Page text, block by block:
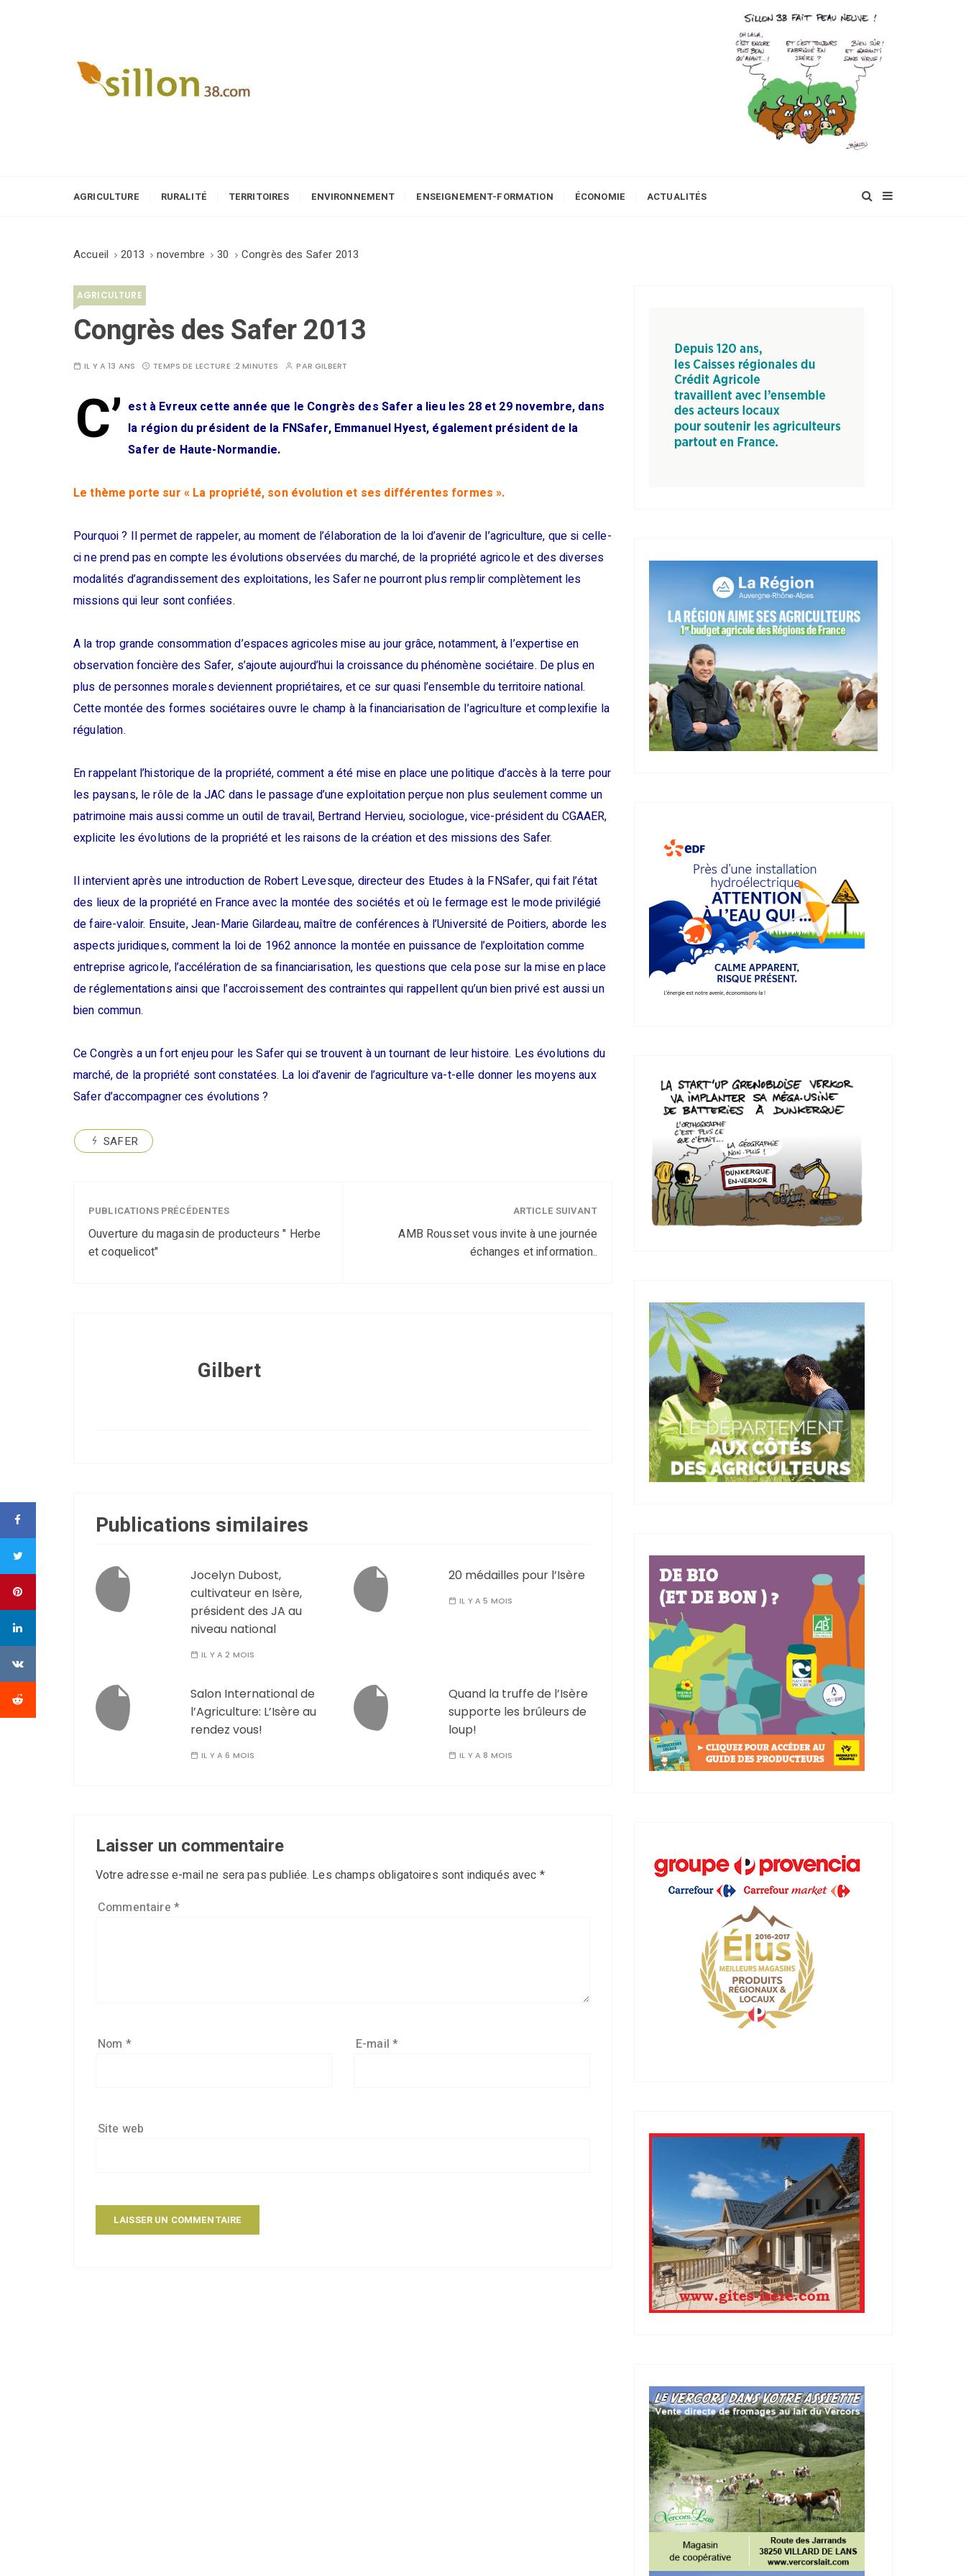
AGRICULTURE RURALITÉ TERRITOIRES ENVIRONNEMENT ENSEIGNEMENT-FORMATION ÉCONOMIE ACTUALITÉS
Accueil 2013 novembre 30 Congrès des Safer 2013
AGRICULTURE
Congrès des Safer 2013
IL Y A 13 ANS TEMPS DE LECTURE :2 MINUTES PARGILBERT
C’ est à Evreux cette année que le Congrès des Safer a lieu les 28 et 29 novembre, dans
la région du président de la FNSafer, Emmanuel Hyest, également président de la
Safer de Haute-Normandie.
Le thème porte sur « La propriété, son évolution et ses différentes formes ».
Pourquoi ? Il permet de rappeler, au moment de l’élaboration de la loi d’avenir de l’agriculture, que si celle-
ci ne prend pas en compte les évolutions observées du marché, de la propriété agricole et des diverses
modalités d’agrandissement des exploitations, les Safer ne pourront plus remplir complètement les
missions qui leur sont confiées.
A la trop grande consommation d’espaces agricoles mise au jour grâce, notamment, à l’expertise en
observation foncière des Safer, s’ajoute aujourd’hui la croissance du phénomène sociétaire. De plus en
plus de personnes morales deviennent propriétaires, et ce sur quasi l’ensemble du territoire national.
Cette montée des formes sociétaires ouvre le champ à la financiarisation de l’agriculture et complexifie la
régulation.
En rappelant l’historique de la propriété, comment a été mise en place une politique d’accès à la terre pour
les paysans, le rôle de la JAC dans le passage d’une exploitation perçue non plus seulement comme un
patrimoine mais aussi comme un outil de travail, Bertrand Hervieu, sociologue, vice-président du CGAAER,
explicite les évolutions de la propriété et les raisons de la création et des missions des Safer.
Il intervient après une introduction de Robert Levesque, directeur des Etudes à la FNSafer, qui fait l’état
des lieux de la propriété en France avec la montée des sociétés et où le fermage est le mode privilégié
de faire-valoir. Ensuite, Jean-Marie Gilardeau, maître de conférences à l’Université de Poitiers, aborde les
aspects juridiques, comment la loi de 1962 annonce la montée en puissance de l’exploitation comme
entreprise agricole, l’accélération de sa financiarisation, les questions que cela pose sur la mise en place
de réglementations ainsi que l’accroissement des contraintes qui rappellent qu’un bien privé est aussi un
bien commun.
Ce Congrès a un fort enjeu pour les Safer qui se trouvent à un tournant de leur histoire. Les évolutions du
marché, de la propriété sont constatées. La loi d’avenir de l’agriculture va-t-elle donner les moyens aux
Safer d’accompagner ces évolutions ?
SAFER
PUBLICATIONS PRÉCÉDENTES
Ouverture du magasin de producteurs " Herbe
et coquelicot"
ARTICLE SUIVANT
AMB Rousset vous invite à une journée
échanges et information..
Gilbert
Publications similaires
Jocelyn Dubost,
cultivateur en Isère,
président des JA au
niveau national
IL Y A 2 MOIS
20 médailles pour l’Isère
IL Y A 5 MOIS
Salon International de
l’Agriculture: L’Isère au
rendez vous!
IL Y A 6 MOIS
Quand la truffe de l’Isère
supporte les brûleurs de
loup!
IL Y A 8 MOIS
Laisser un commentaire
Votre adresse e-mail ne sera pas publiée. Les champs obligatoires sont indiqués avec *
Commentaire *
Nom * E-mail*
Site web